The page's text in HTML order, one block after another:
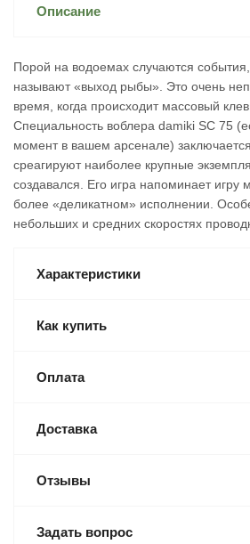
Описание
Порой на водоемах случаются
называют «выход рыбы». Это очень
время, когда происходит массовый
Специальность воблера damiki SC 75
момент в вашем арсенале)
среагируют наиболее крупные
создавался. Его игра напоминает игру
более «деликатном» исполнении.
небольших и средних скоростях
Характеристики
Как купить
Оплата
Доставка
Отзывы
Задать вопрос